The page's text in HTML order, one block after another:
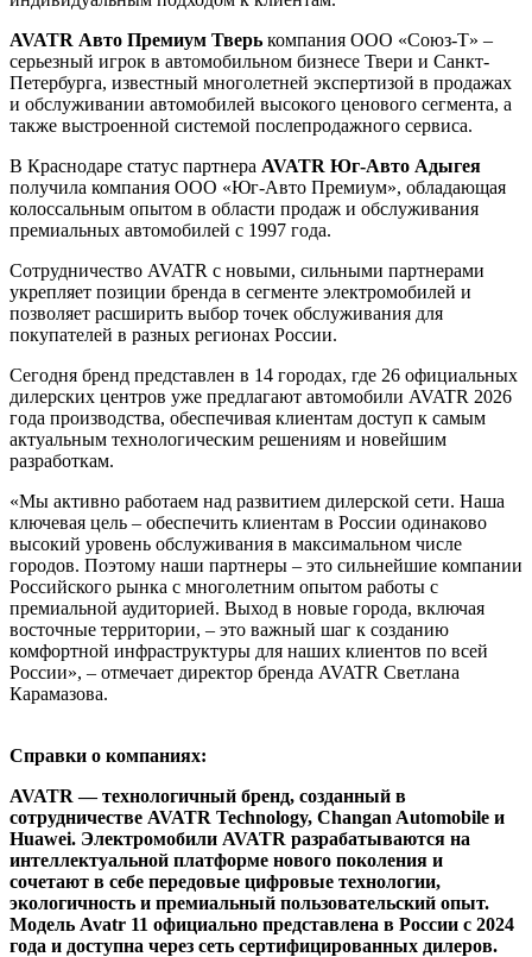
AVATR Авто Премиум Тверь компания ООО «Союз-Т» –
серьезный игрок в автомобильном бизнесе Твери и Санкт-
Петербурга, известный многолетней экспертизой в продажах
и обслуживании автомобилей высокого ценового сегмента, а
также выстроенной системой послепродажного сервиса.
В Краснодаре статус партнера AVATR Юг-Авто Адыгея
получила компания ООО «Юг-Авто Премиум», обладающая
колоссальным опытом в области продаж и обслуживания
премиальных автомобилей с 1997 года.
Сотрудничество AVATR с новыми, сильными партнерами
укрепляет позиции бренда в сегменте электромобилей и
позволяет расширить выбор точек обслуживания для
покупателей в разных регионах России.
Сегодня бренд представлен в 14 городах, где 26 официальных
дилерских центров уже предлагают автомобили AVATR 2026
года производства, обеспечивая клиентам доступ к самым
актуальным технологическим решениям и новейшим
разработкам.
«Мы активно работаем над развитием дилерской сети. Наша
ключевая цель – обеспечить клиентам в России одинаково
высокий уровень обслуживания в максимальном числе
городов. Поэтому наши партнеры – это сильнейшие компании
Российского рынка с многолетним опытом работы с
премиальной аудиторией. Выход в новые города, включая
восточные территории, – это важный шаг к созданию
комфортной инфраструктуры для наших клиентов по всей
России», – отмечает директор бренда AVATR Светлана
Карамазова.
Справки о компаниях:
AVATR — технологичный бренд, созданный в
сотрудничестве AVATR Technology, Changan Automobile и
Huawei. Электромобили AVATR разрабатываются на
интеллектуальной платформе нового поколения и
сочетают в себе передовые цифровые технологии,
экологичность и премиальный пользовательский опыт.
Модель Avatr 11 официально представлена в России с 2024
года и доступна через сеть сертифицированных дилеров.